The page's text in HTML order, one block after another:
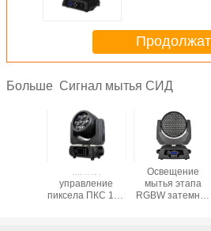
Больше Сигнал мытья СИД
МИНИ
управление
пиксела ПКС 15В
Освещение
мытья этапа
RGBW затемняя